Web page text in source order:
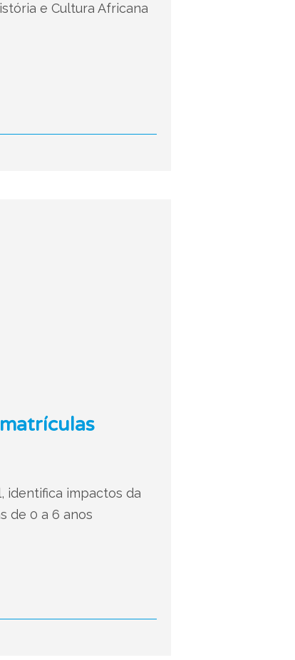
e Cultura Africana
identifica impactos da
de 0 a 6 anos